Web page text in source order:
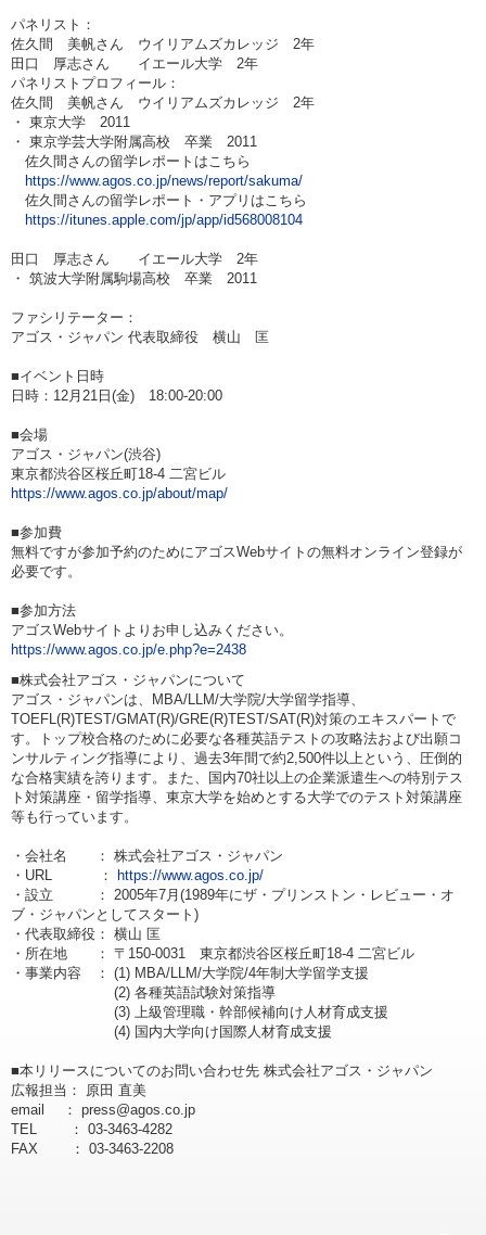
パネリスト：
佐久間 美帆さん ウイリアムズカレッジ 2年
田口 厚志さん イエール大学 2年
パネリストプロフィール：
佐久間 美帆さん ウイリアムズカレッジ 2年
・ 東京大学 2011
・ 東京学芸大学附属高校 卒業 2011
佐久間さんの留学レポートはこちら
https://www.agos.co.jp/news/report/sakuma/
佐久間さんの留学レポート・アプリはこちら
https://itunes.apple.com/jp/app/id568008104
田口 厚志さん イエール大学 2年
・ 筑波大学附属駒場高校 卒業 2011
ファシリテーター：
アゴス・ジャパン 代表取締役 横山 匡
■イベント日時
日時：12月21日(金) 18:00-20:00
■会場
アゴス・ジャパン(渋谷)
東京都渋谷区桜丘町18-4 二宮ビル
https://www.agos.co.jp/about/map/
■参加費
無料ですが参加予約のためにアゴスWebサイトの無料オンライン登録が
必要です。
■参加方法
アゴスWebサイトよりお申し込みください。
https://www.agos.co.jp/e.php?e=2438
■株式会社アゴス・ジャパンについて
アゴス・ジャパンは、MBA/LLM/大学院/大学留学指導、
TOEFL(R)TEST/GMAT(R)/GRE(R)TEST/SAT(R)対策のエキスパートで
す。トップ校合格のために必要な各種英語テストの攻略法および出願コ
ンサルティング指導により、過去3年間で約2,500件以上という、圧倒的
な合格実績を誇ります。また、国内70社以上の企業派遣生への特別テス
ト対策講座・留学指導、東京大学を始めとする大学でのテスト対策講座
等も行っています。
・会社名 ： 株式会社アゴス・ジャパン
・URL ： https://www.agos.co.jp/
・設立 ： 2005年7月(1989年にザ・プリンストン・レビュー・オ
ブ・ジャパンとしてスタート)
・代表取締役： 横山 匡
・所在地 ： 〒150-0031 東京都渋谷区桜丘町18-4 二宮ビル
・事業内容 ： (1) MBA/LLM/大学院/4年制大学留学支援
(2) 各種英語試験対策指導
(3) 上級管理職・幹部候補向け人材育成支援
(4) 国内大学向け国際人材育成支援
■本リリースについてのお問い合わせ先 株式会社アゴス・ジャパン
広報担当： 原田 直美
email ： press@agos.co.jp
TEL ： 03-3463-4282
FAX ： 03-3463-2208